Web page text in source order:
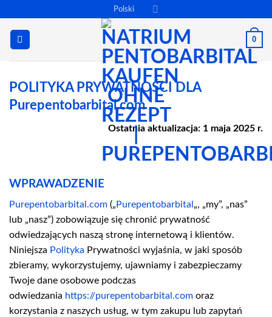
zawartości
Polski
0
POLITYKA PRYWATNOŚCI DLA
Purepentobarbital.com
Ostatnia aktualizacja: 1 maja 2025 r.
WPRAWADZENIE
Purepentobarbital.com („ Purepentobarbital „, „my”, „nas”
lub „nasz”) zobowiązuje się chronić prywatność
odwiedzających naszą stronę internetową i klientów.
Niniejsza Polityka Prywatności wyjaśnia, w jaki sposób
zbieramy, wykorzystujemy, ujawniamy i zabezpieczamy
Twoje dane osobowe podczas
odwiedzania https://purepentobarbital.com oraz
korzystania z naszych usług, w tym zakupu lub zapytań